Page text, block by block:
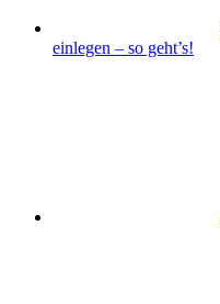
einlegen – so geht’s!